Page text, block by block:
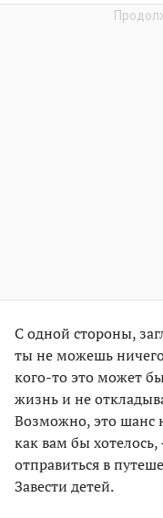
С одной стороны,
ты не можешь
кого-то это может
жизнь и не
Возможно, это шанс
как вам бы
отправиться в
Завести детей.